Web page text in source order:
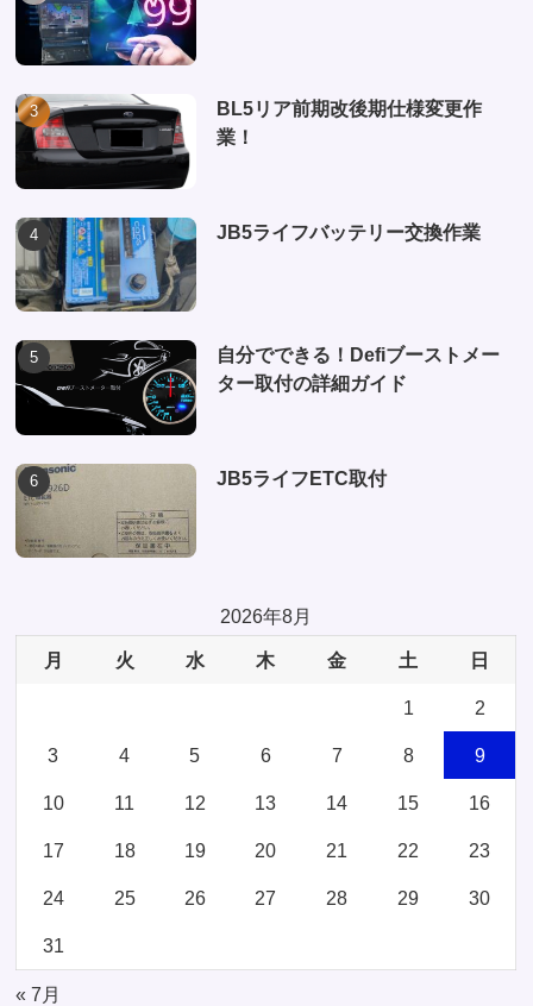
BL5リア前期改後期仕様変更作
業！
JB5ライフバッテリー交換作業
自分でできる！Defiブーストメー
ター取付の詳細ガイド
JB5ライフETC取付
2026年8月
月 火 水 木 金 土 日
1 2
3 4 5 6 7 8 9
10 11 12 13 14 15 16
17 18 19 20 21 22 23
24 25 26 27 28 29 30
31
« 7月